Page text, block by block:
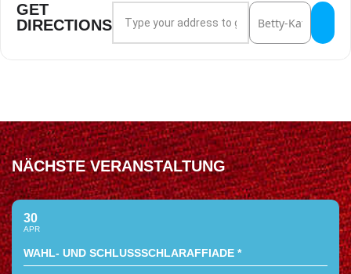
GET
DIRECTIONS
Address - Eröffnungs-Schlaraffiade []
Destination
NÄCHSTE VERANSTALTUNG
30
APR
WAHL- UND SCHLUSSSCHLARAFFIADE *